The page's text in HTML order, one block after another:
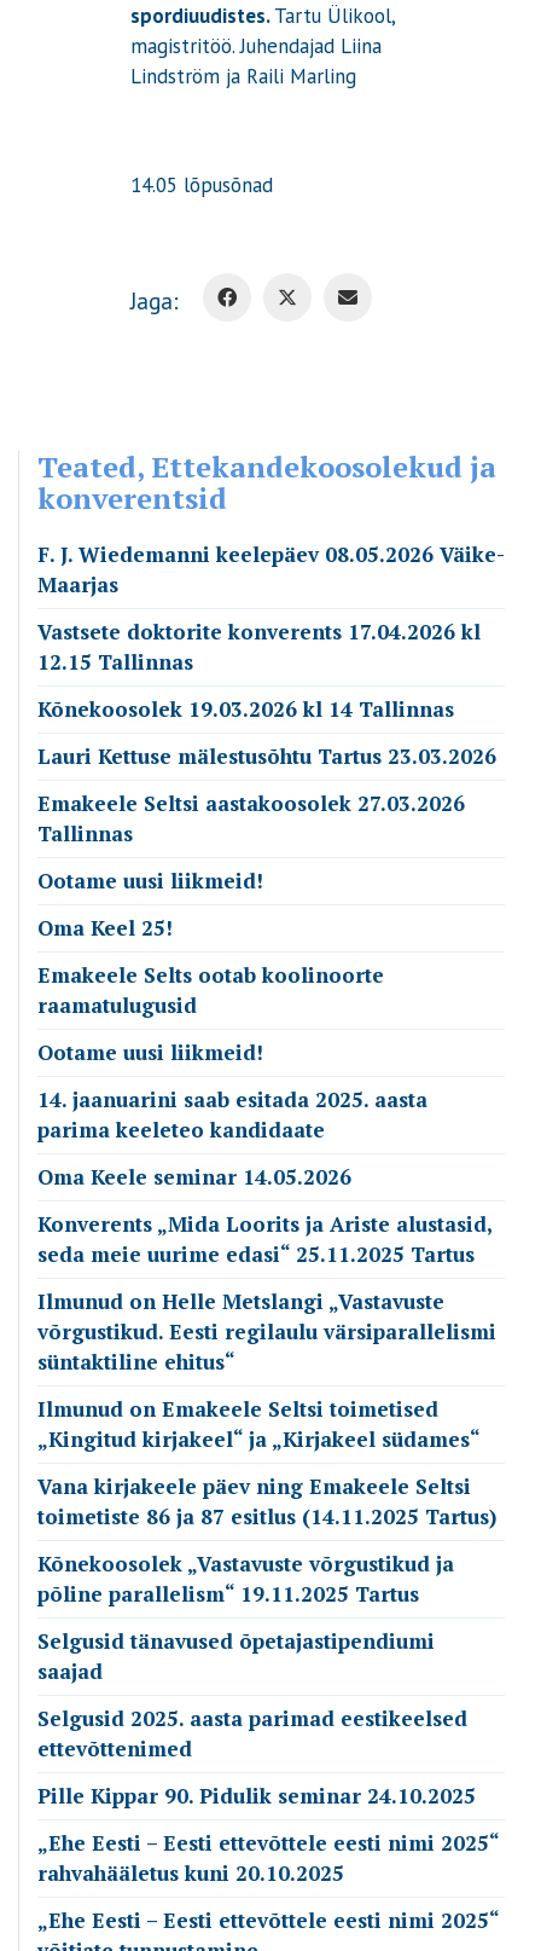
spordiuudistes.Tartu Ülikool,
magistritöö. Juhendajad Liina
Lindström ja Raili Marling
14.05 lõpusõnad
Jaga:
Teated, Ettekandekoosolekud ja
konverentsid
F. J. Wiedemanni keelepäev 08.05.2026 Väike-
Maarjas
Vastsete doktorite konverents 17.04.2026 kl
12.15 Tallinnas
Kõnekoosolek 19.03.2026 kl 14 Tallinnas
Lauri Kettuse mälestusõhtu Tartus 23.03.2026
Emakeele Seltsi aastakoosolek 27.03.2026
Tallinnas
Ootame uusi liikmeid!
Oma Keel 25!
Emakeele Selts ootab koolinoorte
raamatulugusid
Ootame uusi liikmeid!
14. jaanuarini saab esitada 2025. aasta
parima keeleteo kandidaate
Oma Keele seminar 14.05.2026
Konverents „Mida Loorits ja Ariste alustasid,
seda meie uurime edasi“ 25.11.2025 Tartus
Ilmunud on Helle Metslangi „Vastavuste
võrgustikud. Eesti regilaulu värsiparallelismi
süntaktiline ehitus“
Ilmunud on Emakeele Seltsi toimetised
„Kingitud kirjakeel“ ja „Kirjakeel südames“
Vana kirjakeele päev ning Emakeele Seltsi
toimetiste 86 ja 87 esitlus (14.11.2025 Tartus)
Kõnekoosolek „Vastavuste võrgustikud ja
põline parallelism“ 19.11.2025 Tartus
Selgusid tänavused õpetajastipendiumi
saajad
Selgusid 2025. aasta parimad eestikeelsed
ettevõttenimed
Pille Kippar 90. Pidulik seminar 24.10.2025
„Ehe Eesti – Eesti ettevõttele eesti nimi 2025“
rahvahääletus kuni 20.10.2025
„Ehe Eesti – Eesti ettevõttele eesti nimi 2025“